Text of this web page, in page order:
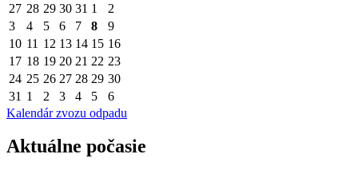
27 28 29 30 31 1
2
3
4 5 6 7 8
9
10 11 12 13 14 15 16
17 18 19 20 21 22 23
24 25 26 27 28 29 30
31 1 2 3 4 5
6
Kalendár zvozu odpadu
Aktuálne počasie